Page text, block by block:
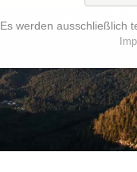
Es werden ausschließlich